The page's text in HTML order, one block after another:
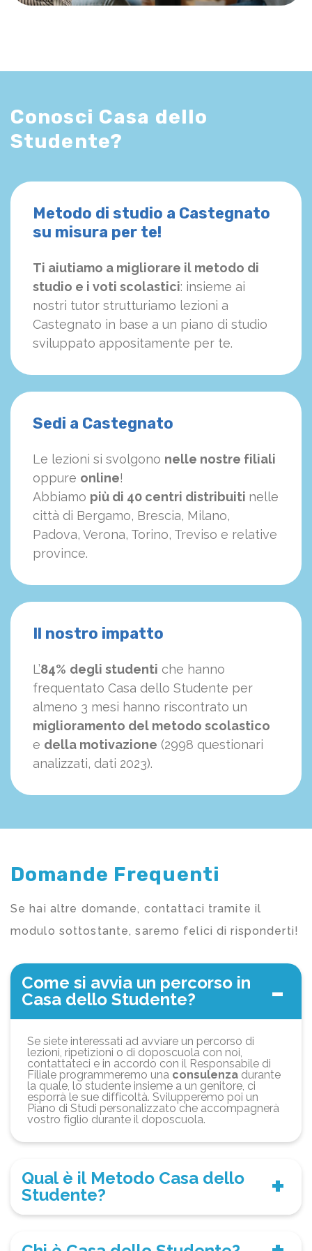
Conosci Casa dello
Studente?
Metodo di studio a Castegnato
su misura per te!
Ti aiutiamo a migliorare il metodo di
studio e i voti scolastici: insieme ai
nostri tutor strutturiamo lezioni a
Castegnato in base a un piano di studio
sviluppato appositamente per te.
Sedi a Castegnato
Le lezioni si svolgono nelle nostre filiali
oppure online!
Abbiamo più di 40 centri distribuiti nelle
città di Bergamo, Brescia, Milano,
Padova, Verona, Torino, Treviso e relative
province.
Il nostro impatto
L’84% degli studenti che hanno
frequentato Casa dello Studente per
almeno 3 mesi hanno riscontrato un
miglioramento del metodo scolastico
e della motivazione (2998 questionari
analizzati, dati 2023).
Domande Frequenti
Se hai altre domande, contattaci tramite il
modulo sottostante, saremo felici di risponderti!
Come si avvia un percorso in
Casa dello Studente?
Se siete interessati ad avviare un percorso di
lezioni, ripetizioni o di doposcuola con noi,
contattateci e in accordo con il Responsabile di
Filiale programmeremo una consulenza durante
la quale, lo studente insieme a un genitore, ci
esporrà le sue difficoltà. Svilupperemo poi un
Piano di Studi personalizzato che accompagnerà
vostro figlio durante il doposcuola.
Qual è il Metodo Casa dello
Studente?